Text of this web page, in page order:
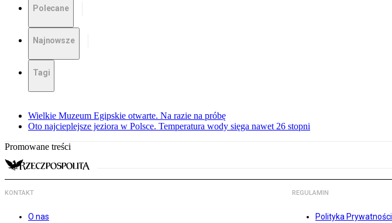
Polecane
Najnowsze
Tagi
Wielkie Muzeum Egipskie otwarte. Na razie na próbę
Oto najcieplejsze jeziora w Polsce. Temperatura wody sięga nawet 26 stopni
Promowane treści
KONTAKT
O nas
REGULAMIN
Polityka Prywatności